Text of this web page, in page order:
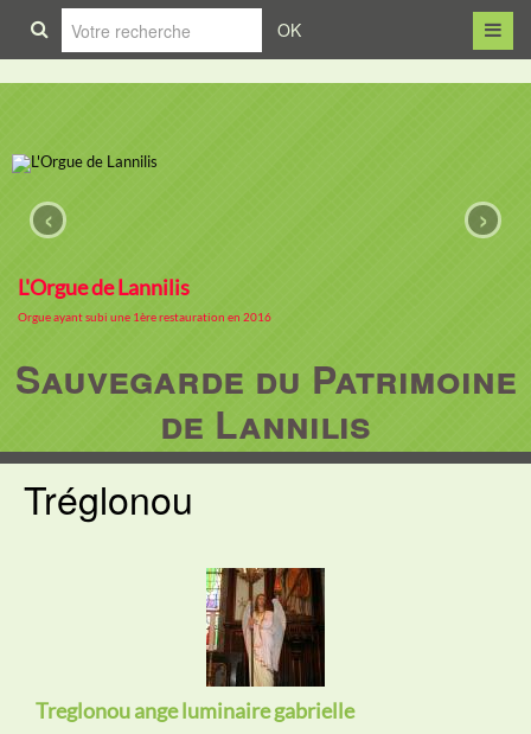
OK
L'Orgue de Lannilis
Orgue ayant subi une 1ère restauration en 2016
‹ ›
Sauvegarde du Patrimoine
de Lannilis
Tréglonou
Treglonou ange luminaire gabrielle